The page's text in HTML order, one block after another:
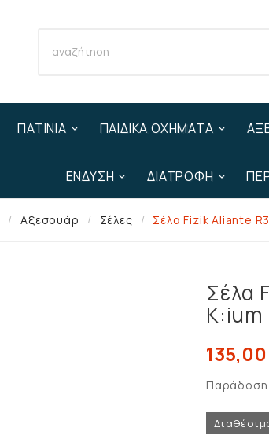
ΠΑΤΊΝΙΑ ΠΑΙΔΙΚΆ ΟΧΉΜΑΤΑ
ΈΝΔΥΣΗ ΔΙΑΤΡΟΦΉ
Αξεσουάρ Σέλες Σέλα Fizik Aliante
Σέλα
Παράδοση